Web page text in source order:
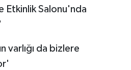
Etkinlik Salonu'nda
varlığı da bizlere